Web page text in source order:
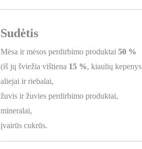
Sudėtis
Mėsa ir mėsos perdirbimo produktai 50 %
(iš jų šviežia vištiena 15 %, kiaulių kepenys
aliejai ir riebalai,
žuvis ir žuvies perdirbimo produktai,
mineralai,
įvairūs cukrūs.